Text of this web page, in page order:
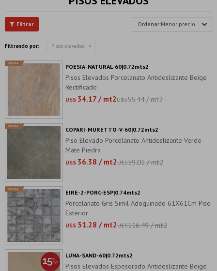
Menor precio
Filtrando por: Pisos elevados
Pisos Elevados Porcelanato Antideslizante Beige
Rectificado
U$S 34.17 / mt2U$S55.44 / mt2
POESIA-NATURAL-60|0.72mts2
Piso Elevado Porcelanato Antideslizante Verde
Mate Piedra
U$S 36.38 / mt2U$S59.01 / mt2
COPARI-MURETTO-V-60|0.72mts2
Porcelanato Gris Simil Adoquinado 61X61Cm Piso
Exterior
U$S 51.28 / mt2U$S116.49 / mt2
EIRE-2-PORC-ESP|0.74mts2
Pisos Elevados Espesorado Antideslizante Beige
LUNA-SAND-60|0.72mts2